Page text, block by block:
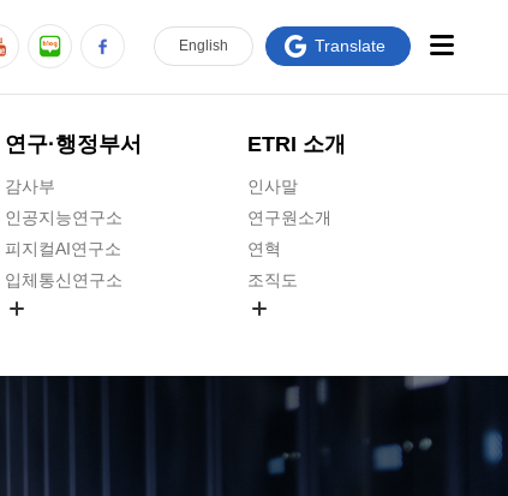
연구·행정부서
감사부
인공지능연구소
피지컬AI연구소
입체통신연구소
ETRI 소개
인사말
연구원소개
연혁
조직도
연구원 고객헌장
주요업무연락처
English Translate